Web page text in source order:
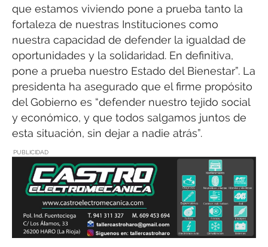
que estamos viviendo pone a prueba tanto la
fortaleza de nuestras Instituciones como
nuestra capacidad de defender la igualdad de
oportunidades y la solidaridad. En definitiva,
pone a prueba nuestro Estado del Bienestar”. La
presidenta ha asegurado que el firme propósito
del Gobierno es “defender nuestro tejido social
y económico, y que todos salgamos juntos de
esta situación, sin dejar a nadie atrás”.
PUBLICIDAD